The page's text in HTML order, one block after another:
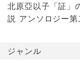
北原亞以子「証」
説 アンソロジー第
ジャンル